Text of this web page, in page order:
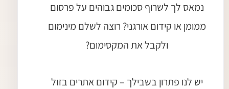
נמאס לך לשרוף סכומים גבוהים על פרסום
ממומן או קידום אורגני? רוצה לשלם מינימום
ולקבל את המקסימום?
יש לנו פתרון בשבילך – קידום אתרים בזול